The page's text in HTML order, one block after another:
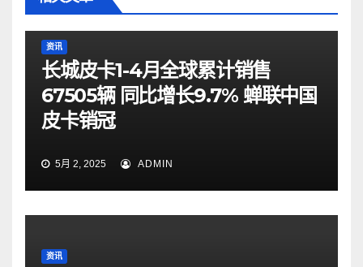
资讯
长城皮卡1-4月全球累计销售
67505辆 同比增长9.7% 蝉联中国
皮卡销冠
5月 2, 2025 ADMIN
资讯